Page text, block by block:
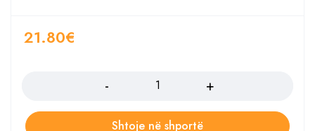
21.80€
Shtoje në shportë